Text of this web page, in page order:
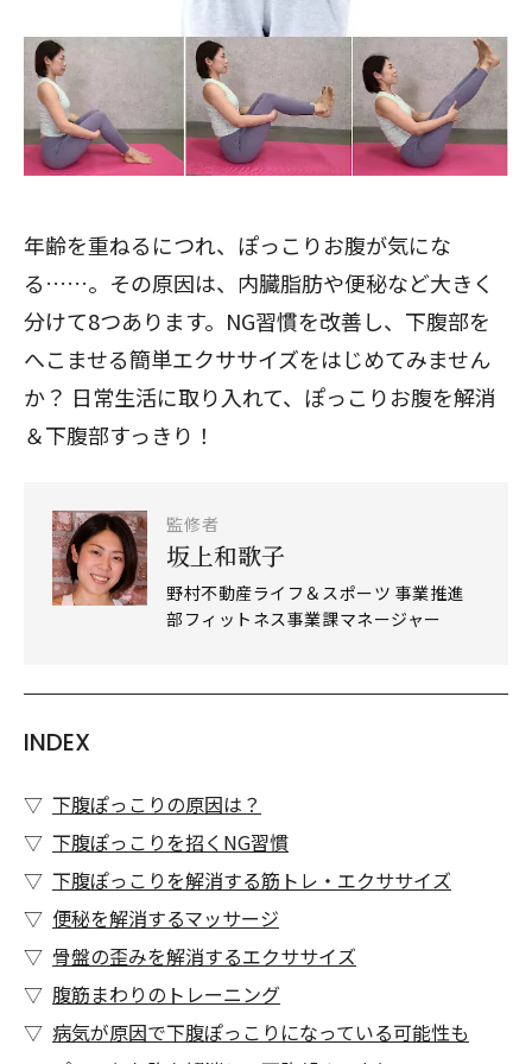
年齢を重ねるにつれ、ぽっこりお腹が気にな
る……。その原因は、内臓脂肪や便秘など大きく
分けて8つあります。NG習慣を改善し、下腹部を
へこませる簡単エクササイズをはじめてみません
か？ 日常生活に取り入れて、ぽっこりお腹を解消
＆下腹部すっきり！
監修者
坂上和歌子
野村不動産ライフ＆スポーツ 事業推進
部フィットネス事業課マネージャー
INDEX
下腹ぽっこりの原因は？
下腹ぽっこりを招くNG習慣
下腹ぽっこりを解消する筋トレ・エクササイズ
便秘を解消するマッサージ
骨盤の歪みを解消するエクササイズ
腹筋まわりのトレーニング
病気が原因で下腹ぽっこりになっている可能性も